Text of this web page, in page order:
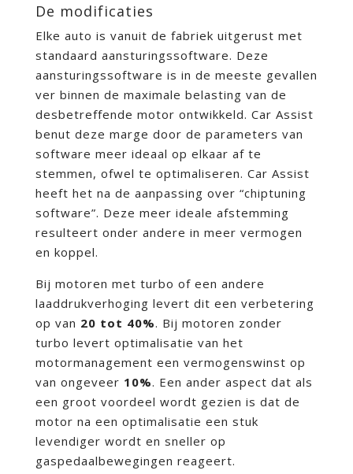
De modificaties
Elke auto is vanuit de fabriek uitgerust met
standaard aansturingssoftware. Deze
aansturingssoftware is in de meeste gevallen
ver binnen de maximale belasting van de
desbetreffende motor ontwikkeld. Car Assist
benut deze marge door de parameters van
software meer ideaal op elkaar af te
stemmen, ofwel te optimaliseren. Car Assist
heeft het na de aanpassing over “chiptuning
software”. Deze meer ideale afstemming
resulteert onder andere in meer vermogen
en koppel.
Bij motoren met turbo of een andere
laaddrukverhoging levert dit een verbetering
op van 20 tot 40%. Bij motoren zonder
turbo levert optimalisatie van het
motormanagement een vermogenswinst op
van ongeveer 10%. Een ander aspect dat als
een groot voordeel wordt gezien is dat de
motor na een optimalisatie een stuk
levendiger wordt en sneller op
gaspedaalbewegingen reageert.